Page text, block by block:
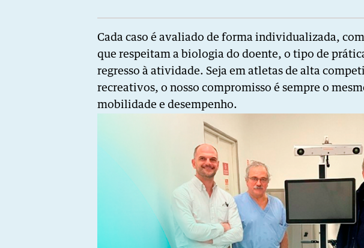
Cada caso é avaliado de forma individualizada,
que respeitam a biologia do doente, o tipo de
regresso à atividade. Seja em atletas de alta
recreativos, o nosso compromisso é sempre o
mobilidade e desempenho.